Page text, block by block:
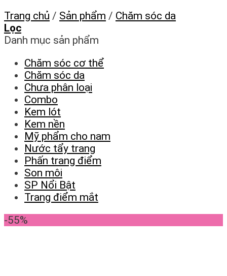
Trang chủ / Sản phẩm / Chăm sóc da
Lọc
Danh mục sản phẩm
Chăm sóc cơ thể
Chăm sóc da
Chưa phân loại
Combo
Kem lót
Kem nền
Mỹ phẩm cho nam
Nước tẩy trang
Phấn trang điểm
Son môi
SP Nổi Bật
Trang điểm mắt
-55%